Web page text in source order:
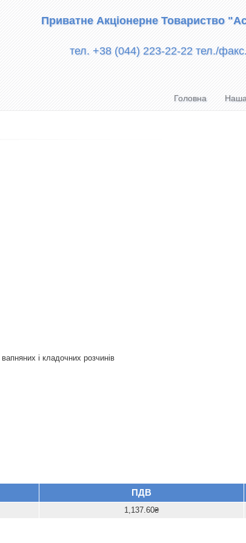
Приватне Акціонерне Товариство
тел. +38 (044) 223-22-22 тел./
Головна Наша
вапняних і кладочних розчинів
ПДВ
1,137.60₴